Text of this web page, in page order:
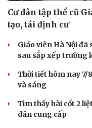
Cư dân tập thể cũ
tạo, tái định cư
Giáo viên Hà Nội
sau sắp xếp trường
Thời tiết hôm nay 7/
và sáng
Tìm thấy hài cốt 2
dân cung cấp